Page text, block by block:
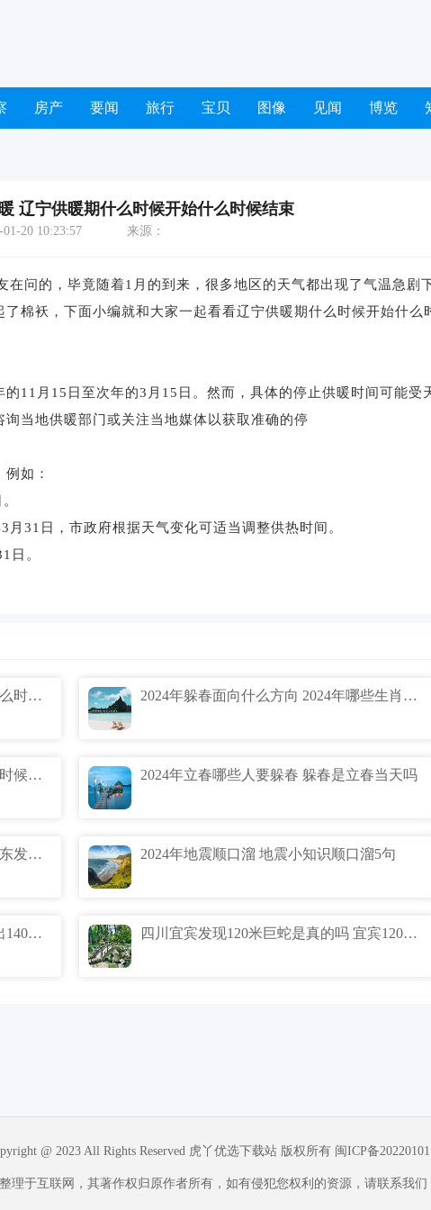
房产 要闻 旅行 宝贝 图像 见闻 博览
辽宁供暖期什么时候开始什么时候结束
20 10:23:57 来源：
问的，毕竟随着1月的到来，很多地区的天气都出现了气温急剧
棉袄，下面小编就和大家一起看看辽宁供暖期什么时候开始什么
月15日至次年的3月15日。然而，具体的停止供暖时间可能受
当地供暖部门或关注当地媒体以获取准确的停
如：
31日，市政府根据天气变化可适当调整供热时间。
日。
辽宁什么时候停止供暖 辽宁供暖期什么时候开始什么时候结束 2024年躲春面向什么方向 2024年哪些生肖要躲春
今年大连供暖要延期吗 2024大连什么时候停暖气 2024年立春哪些人要躲春 躲春是立春当天吗
专家预言今年山东大地震是真的吗 山东发生9级地震的可能多大 2024年地震顺口溜 地震小知识顺口溜5句
辽宁挖出140年蛇精是真的吗 辽宁挖出140岁17米长蛇精是真的吗 四川宜宾发现120米巨蛇是真的吗 宜宾120米巨蛇是真的吗？
@ 2023 All Rights Reserved 虎丫优选下载站 版权所有 闽ICP备
理于互联网，其著作权归原作者所有，如有侵犯您权利的资源，请联系我们